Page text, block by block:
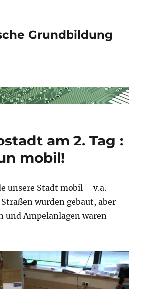
Grundbildung
am 2. Tag :
mobil!
unsere Stadt mobil – v.a.
wurden gebaut, aber
und Ampelanlagen waren